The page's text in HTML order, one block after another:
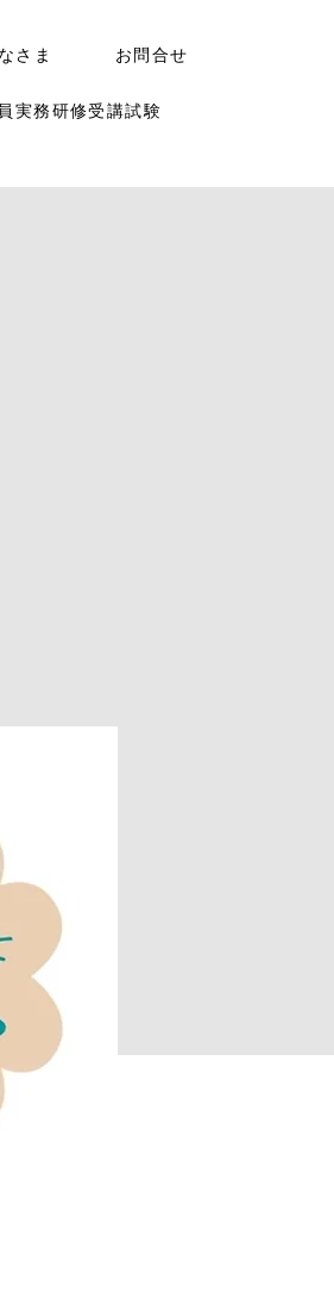
さま お問合せ
実務研修受講試験